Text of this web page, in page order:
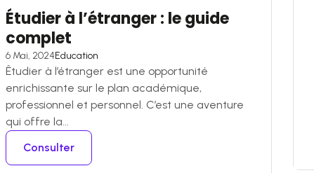
Étudier à l’étranger : le guide
complet
6 Mai, 2024Education
Êtudier à l’étranger est une opportunité
enrichissante sur le plan académique,
professionnel et personnel. C’est une aventure
qui offre la...
Consulter